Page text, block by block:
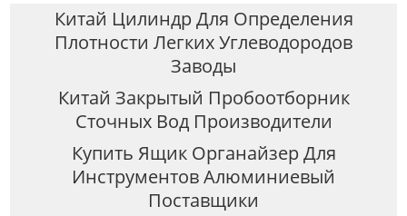
Китай Цилиндр Для Определения
Плотности Легких Углеводородов
Заводы
Китай Закрытый Пробоотборник
Сточных Вод Производители
Купить Ящик Органайзер Для
Инструментов Алюминиевый
Поставщики